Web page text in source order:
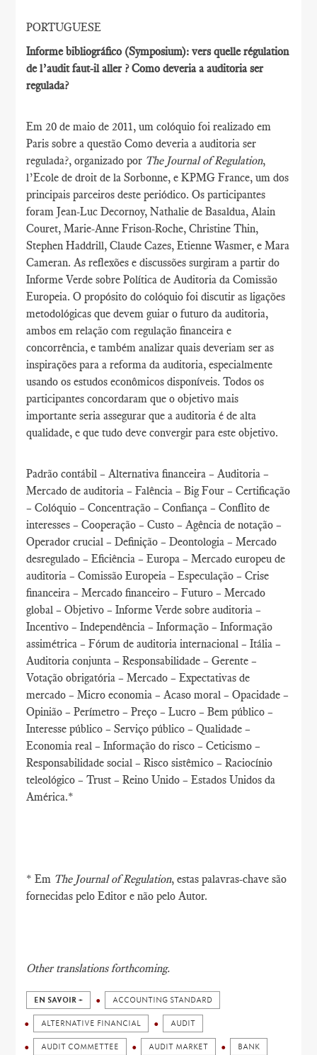
PORTUGUESE
Informe bibliográfico (Symposium): vers quelle régulation
de l’audit faut-il aller ? Como deveria a auditoria ser
regulada?
Em 20 de maio de 2011, um colóquio foi realizado em
Paris sobre a questão Como deveria a auditoria ser
regulada?, organizado por The Journal of Regulation,
l’Ecole de droit de la Sorbonne, e KPMG France, um dos
principais parceiros deste periódico. Os participantes
foram Jean-Luc Decornoy, Nathalie de Basaldua, Alain
Couret, Marie-Anne Frison-Roche, Christine Thin,
Stephen Haddrill, Claude Cazes, Etienne Wasmer, e Mara
Cameran. As reflexões e discussões surgiram a partir do
Informe Verde sobre Política de Auditoria da Comissão
Europeia. O propósito do colóquio foi discutir as ligações
metodológicas que devem guiar o futuro da auditoria,
ambos em relação com regulação financeira e
concorrência, e também analizar quais deveriam ser as
inspirações para a reforma da auditoria, especialmente
usando os estudos econômicos disponíveis. Todos os
participantes concordaram que o objetivo mais
importante seria assegurar que a auditoria é de alta
qualidade, e que tudo deve convergir para este objetivo.
Padrão contábil – Alternativa financeira – Auditoria –
Mercado de auditoria – Falência – Big Four – Certificação
– Colóquio – Concentração – Confiança – Conflito de
interesses – Cooperação – Custo – Agência de notação –
Operador crucial – Definição – Deontologia – Mercado
desregulado – Eficiência – Europa – Mercado europeu de
auditoria – Comissão Europeia – Especulação – Crise
financeira – Mercado financeiro – Futuro – Mercado
global – Objetivo – Informe Verde sobre auditoria –
Incentivo – Independência – Informação – Informação
assimétrica – Fórum de auditoria internacional – Itália –
Auditoria conjunta – Responsabilidade – Gerente –
Votação obrigatória – Mercado – Expectativas de
mercado – Micro economia – Acaso moral – Opacidade –
Opinião – Perímetro – Preço – Lucro – Bem público –
Interesse público – Serviço público – Qualidade –
Economia real – Informação do risco – Ceticismo –
Responsabilidade social – Risco sistêmico – Raciocínio
teleológico – Trust – Reino Unido – Estados Unidos da
América.*
* Em The Journal of Regulation, estas palavras-chave são
fornecidas pelo Editor e não pelo Autor.
Other translations forthcoming.
EN SAVOIR + ACCOUNTING STANDARD
ALTERNATIVE FINANCIAL AUDIT
AUDIT COMMETTEE AUDIT MARKET BANK